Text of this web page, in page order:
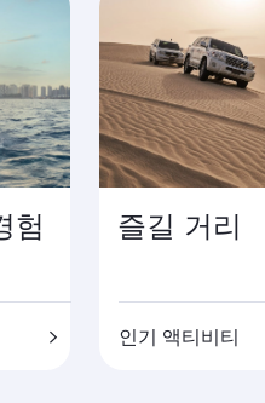
험
즐길 거리
인기 액티비티